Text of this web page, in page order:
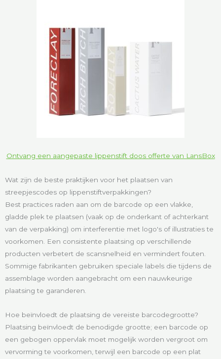
Ontvang een aangepaste lippenstift doos offerte van LansBox
Wat zijn de beste praktijken voor het plaatsen van
streepjescodes op lippenstiftverpakkingen?
Best practices raden aan om de barcode op een vlakke,
gladde plek te plaatsen (vaak op de onderkant of achterkant
van de verpakking) om interferentie met logo's of illustraties te
voorkomen. Een consistente plaatsing op verschillende
producten verbetert de scansnelheid en vermindert fouten.
Sommige fabrikanten gebruiken speciale labels die tijdens de
assemblage worden aangebracht om een nauwkeurige
plaatsing te garanderen.
Hoe beïnvloedt de plaatsing de vereiste barcodegrootte?
Plaatsing beïnvloedt de benodigde grootte; een barcode op
een gebogen oppervlak moet mogelijk worden vergroot om
vervorming te voorkomen, terwijl een barcode op een plat